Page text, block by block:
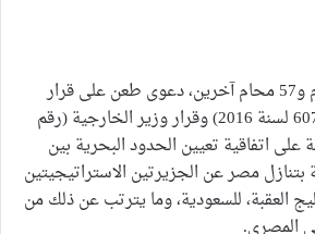
المحامي علي أيوب، أقام و57 محام آخرين، دعوى طعن على قرار
رئيس الجمهورية (رقم 607 لسنة 2016) وقرار وزير الخارجية (رقم
بالموافقة على اتفاقية تعيين الحدود البحرية بين
مصر عن الجزيرتين الاستراتيجيتين
العقبة، للسعودية، وما يترتب عن ذلك من